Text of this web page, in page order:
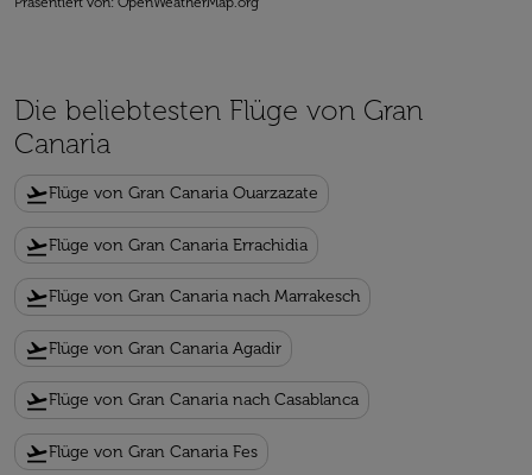
Die beliebtesten Flüge von Gran
Canaria
flight_takeoffFlüge von Gran Canaria Ouarzazate
flight_takeoffFlüge von Gran Canaria Errachidia
flight_takeoffFlüge von Gran Canaria nach Marrakesch
flight_takeoffFlüge von Gran Canaria Agadir
flight_takeoffFlüge von Gran Canaria nach Casablanca
flight_takeoffFlüge von Gran Canaria Fes